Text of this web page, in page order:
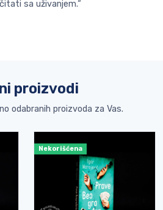
sa uživanjem.“
proizvodi
odabranih proizvoda za Vas.
Nekorišćena